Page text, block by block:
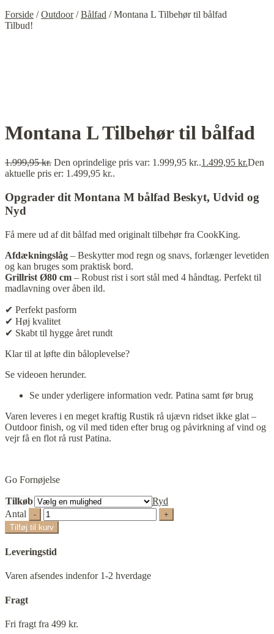
Forside /Outdoor/Bålfad /Montana L Tilbehør til bålfad
Tilbud!
Montana L Tilbehør til bålfad
1.999,95kr. Den oprindelige pris var: 1.999,95 kr..1.499,95 kr.Den
aktuelle pris er: 1.499,95 kr..
Opgrader dit Montana M bålfad Beskyt, Udvid og
Nyd
Få mere ud af dit bålfad med originalt tilbehør fra CookKing.
Afdækningslåg – Beskytter mod regn og snavs, forlænger levetiden
og kan bruges som praktisk bord.
Grillrist Ø80 cm – Robust rist i sort stål med 4 håndtag. Perfekt til
madlavning over åben ild.
✔ Perfekt pasform
✔ Høj kvalitet
✔ Skabt til hygge året rundt
Klar til at løfte din båloplevelse?
Se videoen herunder.
Se under yderligere information vedr. Patina samt før brug
Varen leveres i en meget kraftig Rustik rå ujævn ridset ikke glat –
Outdoor finish, og vil med tiden efter brug og påvirkning af vind og
vejr få en flot rå rust Patina.
Go Fornøjelse
Tilkøb
Ryd
Antal
Tilføj til kurv
Leveringstid
Varen afsendes indenfor 1-2 hverdage
Fragt
Fri fragt fra 499 kr.